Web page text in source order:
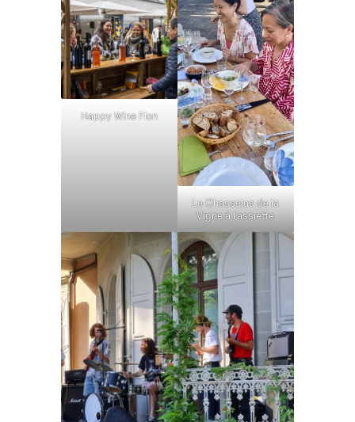
Happy Wine Flon
Le Chasselas de la
Vigne à l’assiette